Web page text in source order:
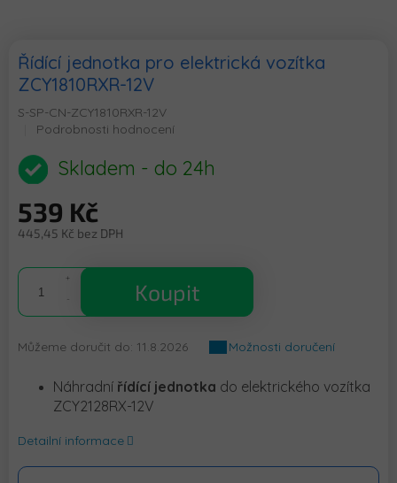
Řídící jednotka pro elektrická vozítka
ZCY1810RXR-12V
S-SP-CN-ZCY1810RXR-12V
Průměrné
produktu
je
z
5
Podrobnosti hodnocení
Skladem - do 24h
539 Kč
445,45 Kč bez DPH
cena:
Koupit
Můžeme doručit do: 11.8.2026 Možnosti doručení
Náhradní řídící jednotka do elektrického vozítka
ZCY2128RX-12V
Detailní informace